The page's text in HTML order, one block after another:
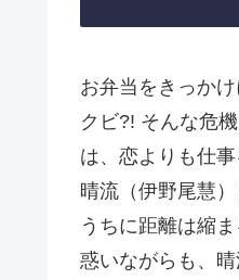
お弁当をきっか
クビ?! そんな危
は、恋よりも仕
晴流（伊野尾慧
うちに距離は縮
惑いながらも、